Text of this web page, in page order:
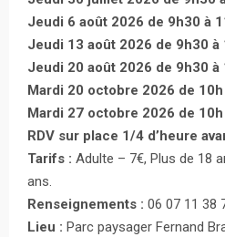
Jeudi 6 août 2026 de 9h30 à
Jeudi 13 août 2026 de 9h30 à
Jeudi 20 août 2026 de 9h30 à
Mardi 20 octobre 2026 de
Mardi 27 octobre 2026 de
RDV sur place 1/4 d’heure
Tarifs : Adulte – 7€, Plus de 18
ans.
Renseignements : 06 07 11 38
Lieu : Parc paysager Fernand